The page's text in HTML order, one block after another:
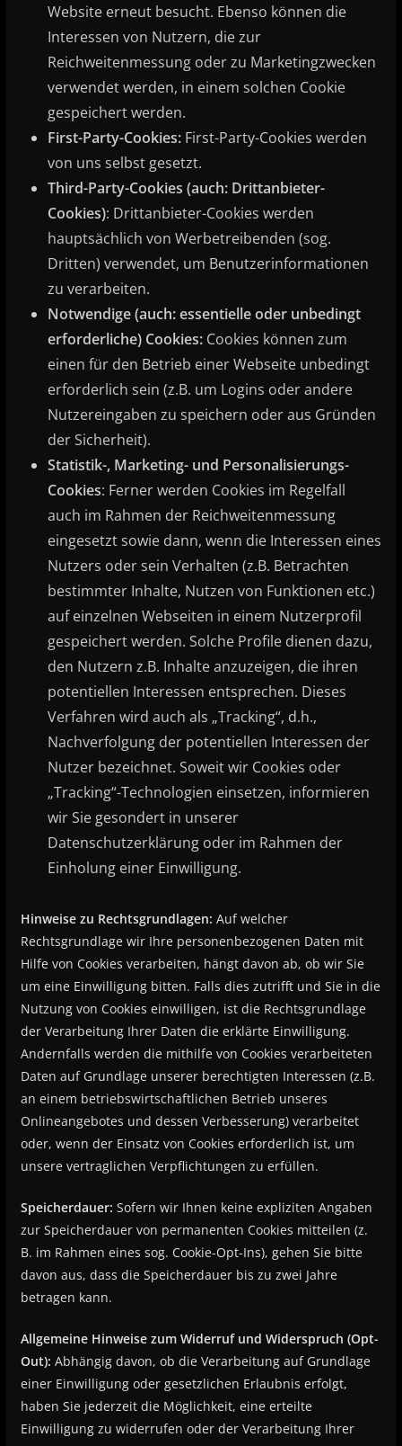
Website erneut besucht. Ebenso können die
Interessen von Nutzern, die zur
Reichweitenmessung oder zu Marketingzwecken
verwendet werden, in einem solchen Cookie
gespeichert werden.
First-Party-Cookies:First-Party-Cookies werden
von uns selbst gesetzt.
Third-Party-Cookies (auch: Drittanbieter-
Cookies): Drittanbieter-Cookies werden
hauptsächlich von Werbetreibenden (sog.
Dritten) verwendet, um Benutzerinformationen
zu verarbeiten.
Notwendige (auch: essentielle oder unbedingt
erforderliche) Cookies:Cookies können zum
einen für den Betrieb einer Webseite unbedingt
erforderlich sein (z.B. um Logins oder andere
Nutzereingaben zu speichern oder aus Gründen
der Sicherheit).
Statistik-, Marketing- und Personalisierungs-
Cookies: Ferner werden Cookies im Regelfall
auch im Rahmen der Reichweitenmessung
eingesetzt sowie dann, wenn die Interessen eines
Nutzers oder sein Verhalten (z.B. Betrachten
bestimmter Inhalte, Nutzen von Funktionen etc.)
auf einzelnen Webseiten in einem Nutzerprofil
gespeichert werden. Solche Profile dienen dazu,
den Nutzern z.B. Inhalte anzuzeigen, die ihren
potentiellen Interessen entsprechen. Dieses
Verfahren wird auch als „Tracking“, d.h.,
Nachverfolgung der potentiellen Interessen der
Nutzer bezeichnet. Soweit wir Cookies oder
„Tracking“-Technologien einsetzen, informieren
wir Sie gesondert in unserer
Datenschutzerklärung oder im Rahmen der
Einholung einer Einwilligung.
Hinweise zu Rechtsgrundlagen: Auf welcher
Rechtsgrundlage wir Ihre personenbezogenen Daten mit
Hilfe von Cookies verarbeiten, hängt davon ab, ob wir Sie
um eine Einwilligung bitten. Falls dies zutrifft und Sie in die
Nutzung von Cookies einwilligen, ist die Rechtsgrundlage
der Verarbeitung Ihrer Daten die erklärte Einwilligung.
Andernfalls werden die mithilfe von Cookies verarbeiteten
Daten auf Grundlage unserer berechtigten Interessen (z.B.
an einem betriebswirtschaftlichen Betrieb unseres
Onlineangebotes und dessen Verbesserung) verarbeitet
oder, wenn der Einsatz von Cookies erforderlich ist, um
unsere vertraglichen Verpflichtungen zu erfüllen.
Speicherdauer: Sofern wir Ihnen keine expliziten Angaben
zur Speicherdauer von permanenten Cookies mitteilen (z.
B. im Rahmen eines sog. Cookie-Opt-Ins), gehen Sie bitte
davon aus, dass die Speicherdauer bis zu zwei Jahre
betragen kann.
Allgemeine Hinweise zum Widerruf und Widerspruch (Opt-
Out): Abhängig davon, ob die Verarbeitung auf Grundlage
einer Einwilligung oder gesetzlichen Erlaubnis erfolgt,
haben Sie jederzeit die Möglichkeit, eine erteilte
Einwilligung zu widerrufen oder der Verarbeitung Ihrer